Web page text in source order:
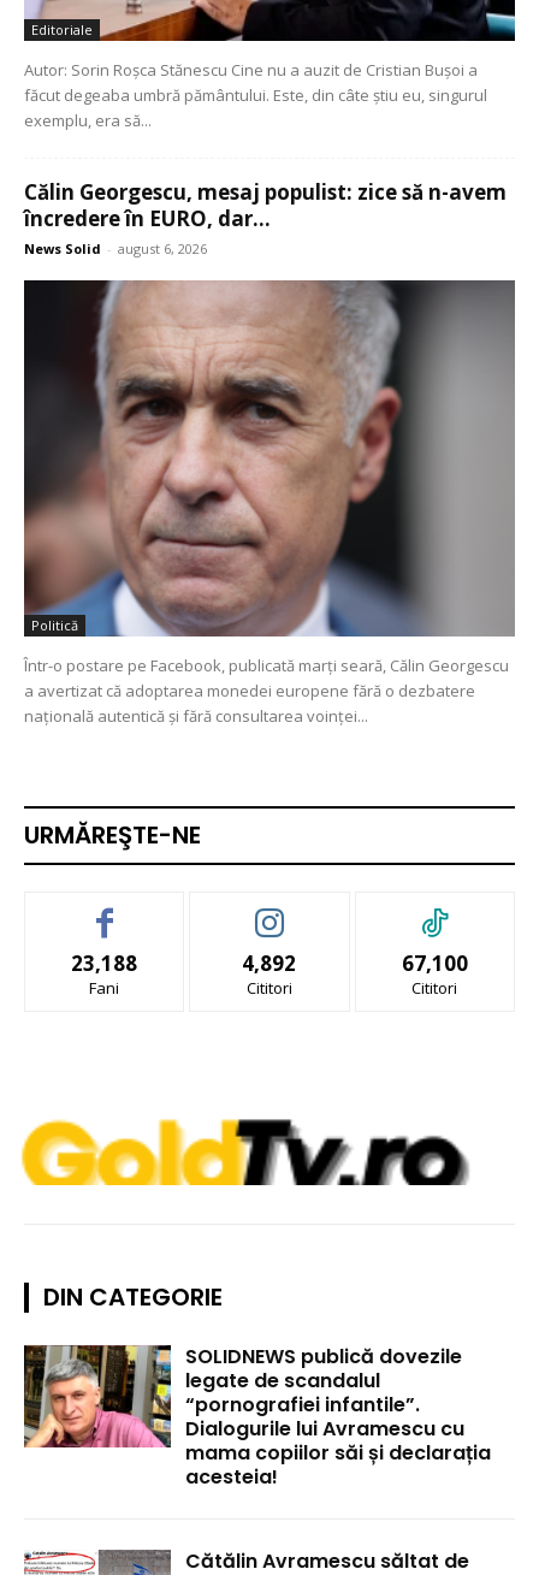
Editoriale
Autor: Sorin Roșca Stănescu Cine nu a auzit de Cristian Bușoi a
făcut degeaba umbră pământului. Este, din câte știu eu, singurul
exemplu, era să...
Călin Georgescu, mesaj populist: zice să n-avem
încredere în EURO, dar...
News Solid - august 6, 2026
Politică
Într-o postare pe Facebook, publicată marți seară, Călin Georgescu
a avertizat că adoptarea monedei europene fără o dezbatere
națională autentică și fără consultarea voinței...
URMĂREŞTE-NE
23,188
Fani
4,892
Cititori
67,100
Cititori
DIN CATEGORIE
SOLIDNEWS publică dovezile
legate de scandalul
“pornografiei infantile”.
Dialogurile lui Avramescu cu
mama copiilor săi și declarația
acesteia!
Cătălin Avramescu săltat de